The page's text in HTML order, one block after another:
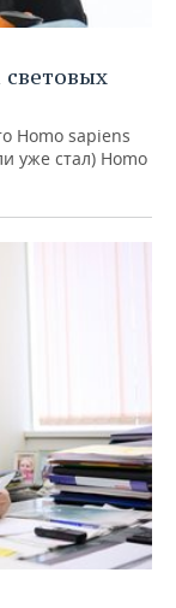
Homo sapiens
уже стал) Homo